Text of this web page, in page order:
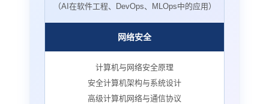
（AI在软件工程、DevOps、MLOps中的应用）
网络安全
计算机与网络安全原理
安全计算机架构与系统设计
高级计算机网络与通信协议